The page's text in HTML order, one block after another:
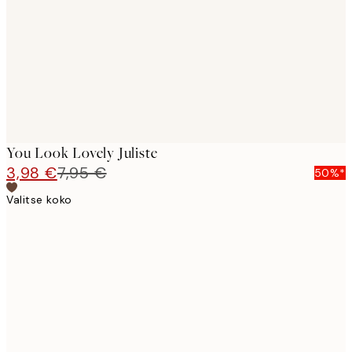
You Look Lovely Juliste
3,98 €7,95 €
50%*
Valitse koko